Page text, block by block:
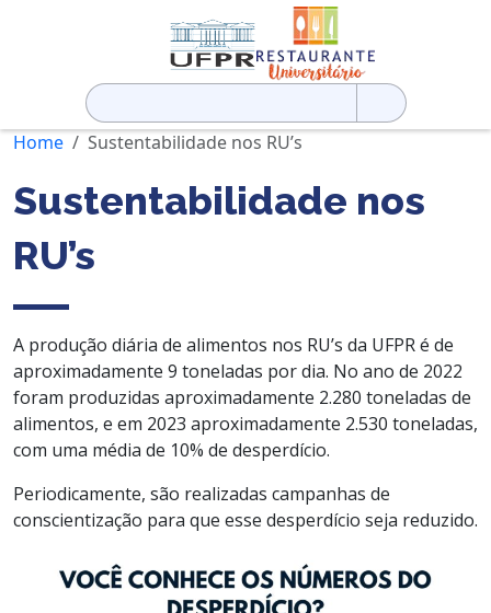
Pesquisar
por:
Home
Sustentabilidade nos RU’s
Sustentabilidade nos
RU’s
A produção diária de alimentos nos RU’s da UFPR é de
aproximadamente 9 toneladas por dia. No ano de 2022
foram produzidas aproximadamente 2.280 toneladas de
alimentos, e em 2023 aproximadamente 2.530 toneladas,
com uma média de 10% de desperdício.
Periodicamente, são realizadas campanhas de
conscientização para que esse desperdício seja reduzido.